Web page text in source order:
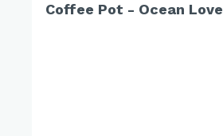
Coffee Pot - Ocean Love